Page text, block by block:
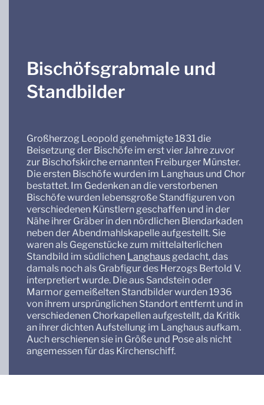
Bischöfsgrabmale und
Standbilder
Großherzog Leopold genehmigte 1831 die
Beisetzung der Bischöfe im erst vier Jahre zuvor
zur Bischofskirche ernannten Freiburger Münster.
Die ersten Bischöfe wurden im Langhaus und Chor
bestattet. Im Gedenken an die verstorbenen
Bischöfe wurden lebensgroße Standfiguren von
verschiedenen Künstlern geschaffen und in der
Nähe ihrer Gräber in den nördlichen Blendarkaden
neben der Abendmahlskapelle aufgestellt. Sie
waren als Gegenstücke zum mittelalterlichen
Standbild im südlichen Langhaus gedacht, das
damals noch als Grabfigur des Herzogs Bertold V.
interpretiert wurde. Die aus Sandstein oder
Marmor gemeißelten Standbilder wurden 1936
von ihrem ursprünglichen Standort entfernt und in
verschiedenen Chorkapellen aufgestellt, da Kritik
an ihrer dichten Aufstellung im Langhaus aufkam.
Auch erschienen sie in Größe und Pose als nicht
angemessen für das Kirchenschiff.